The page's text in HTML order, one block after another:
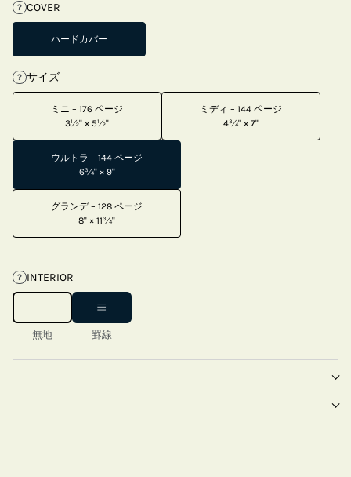
? COVER
ハードカバー
? サイズ
ミニ – 176 ページ
3½" × 5½"
ミディ – 144 ページ
4¾" × 7"
ウルトラ – 144 ページ
6¾" × 9"
グランデ – 128 ページ
8" × 11¾"
? INTERIOR
無地 罫線